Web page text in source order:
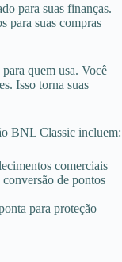
para suas finanças.
para suas compras
quem usa. Você
Isso torna suas
BNL Classic incluem:
comerciais
de pontos
para proteção